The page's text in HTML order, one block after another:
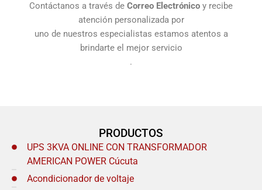
Contáctanos a través de Correo Electrónico y recibe
atención personalizada por
uno de nuestros especialistas estamos atentos a
brindarte el mejor servicio
.
PRODUCTOS
UPS 3KVA ONLINE CON TRANSFORMADOR
AMERICAN POWER Cúcuta
Acondicionador de voltaje